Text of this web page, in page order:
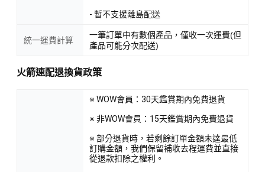
- 暫不支援離島配送
統一運費計算
一筆訂單中有數個產品，僅收一次運費(但
產品可能分次配送)
火箭速配退換貨政策
※ WOW會員：30天鑑賞期內免費退貨
※ 非WOW會員：15天鑑賞期內免費退貨
※ 部分退貨時，若剩餘訂單金額未達最低
訂購金額，我們保留補收去程運費並直接
從退款扣除之權利。